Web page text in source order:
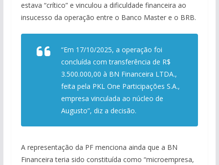
estava “crítico” e vinculou a dificuldade financeira ao
insucesso da operação entre o Banco Master e o BRB.
“Em 17/10/2025, a operação foi
concluída com transferência de R$
3.500.000,00 à BN Financeira LTDA.,
feita pela PKL One Participações S.A.,
empresa vinculada ao núcleo de
Augusto”, diz a decisão.
A representação da PF menciona ainda que a BN
Financeira teria sido constituída como “microempresa,